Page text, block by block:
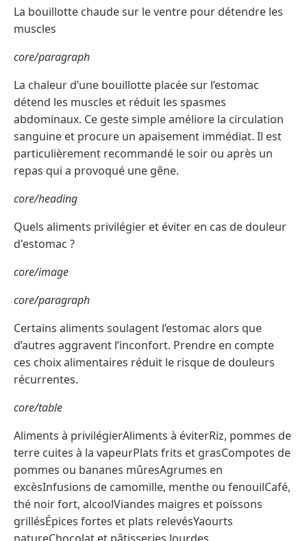
La bouillotte chaude sur le ventre pour détendre les
muscles
core/paragraph
La chaleur d’une bouillotte placée sur l’estomac
détend les muscles et réduit les spasmes
abdominaux. Ce geste simple améliore la circulation
sanguine et procure un apaisement immédiat. Il est
particulièrement recommandé le soir ou après un
repas qui a provoqué une gêne.
core/heading
Quels aliments privilégier et éviter en cas de douleur
d'estomac ?
core/image
core/paragraph
Certains aliments soulagent l’estomac alors que
d’autres aggravent l’inconfort. Prendre en compte
ces choix alimentaires réduit le risque de douleurs
récurrentes.
core/table
Aliments à privilégierAliments à éviterRiz, pommes de
terre cuites à la vapeurPlats frits et grasCompotes de
pommes ou bananes mûresAgrumes en
excèsInfusions de camomille, menthe ou fenouilCafé,
thé noir fort, alcoolViandes maigres et poissons
grillésÉpices fortes et plats relevésYaourts
natureChocolat et pâtisseries lourdes